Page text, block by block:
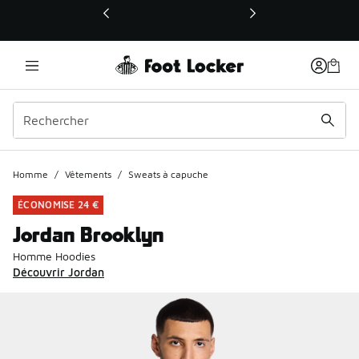
Ce lien ouvrira une nouvelle fenêtre
Homme / Vêtements / Sweats à capuche
ÉCONOMISE 24 €
Jordan Brooklyn
Homme Hoodies
Découvrir Jordan